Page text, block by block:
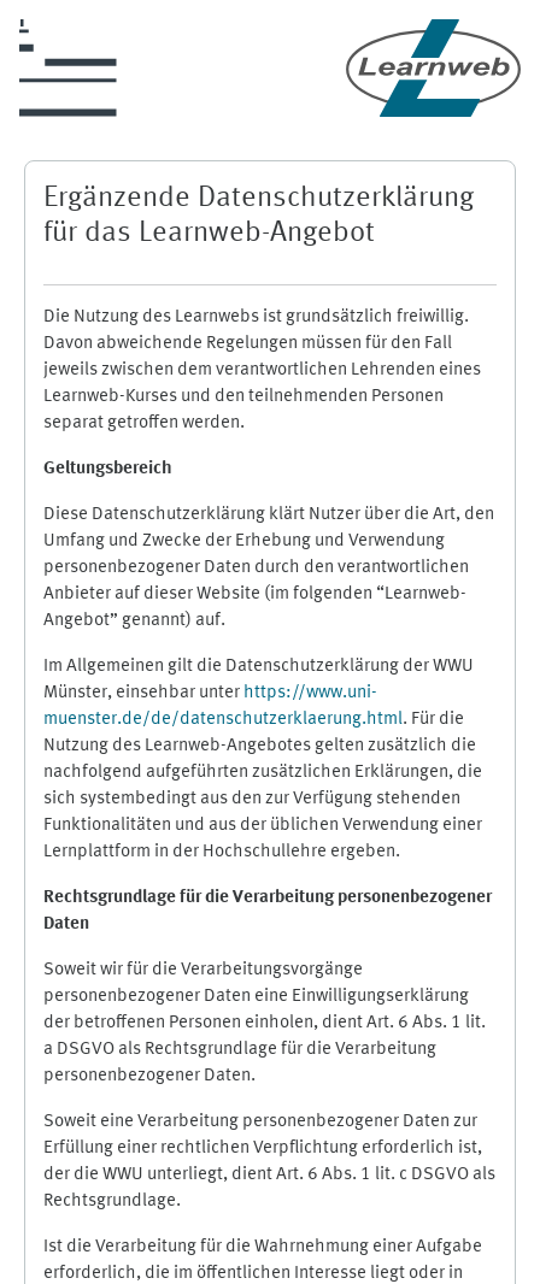
Ergänzende Datenschutzerklärung
für das Learnweb-Angebot
Die Nutzung des Learnwebs ist grundsätzlich freiwillig.
Davon abweichende Regelungen müssen für den Fall
jeweils zwischen dem verantwortlichen Lehrenden eines
Learnweb-Kurses und den teilnehmenden Personen
separat getroffen werden.
Geltungsbereich
Diese Datenschutzerklärung klärt Nutzer über die Art, den
Umfang und Zwecke der Erhebung und Verwendung
personenbezogener Daten durch den verantwortlichen
Anbieter auf dieser Website (im folgenden “Learnweb-
Angebot” genannt) auf.
Im Allgemeinen gilt die Datenschutzerklärung der WWU
Münster, einsehbar unter https://www.uni-
muenster.de/de/datenschutzerklaerung.html. Für die
Nutzung des Learnweb-Angebotes gelten zusätzlich die
nachfolgend aufgeführten zusätzlichen Erklärungen, die
sich systembedingt aus den zur Verfügung stehenden
Funktionalitäten und aus der üblichen Verwendung einer
Lernplattform in der Hochschullehre ergeben.
Rechtsgrundlage für die Verarbeitung personenbezogener
Daten
Soweit wir für die Verarbeitungsvorgänge
personenbezogener Daten eine Einwilligungserklärung
der betroffenen Personen einholen, dient Art. 6 Abs. 1 lit.
a DSGVO als Rechtsgrundlage für die Verarbeitung
personenbezogener Daten.
Soweit eine Verarbeitung personenbezogener Daten zur
Erfüllung einer rechtlichen Verpflichtung erforderlich ist,
der die WWU unterliegt, dient Art. 6 Abs. 1 lit. c DSGVO als
Rechtsgrundlage.
Ist die Verarbeitung für die Wahrnehmung einer Aufgabe
erforderlich, die im öffentlichen Interesse liegt oder in